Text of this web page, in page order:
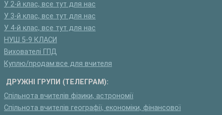
У 2-й клас, все тут для нас
У 3-й клас, все тут для нас
У 4-й клас, все тут для нас
НУШ 5-9 КЛАСИ
Вихователі ГПД
Куплю/продам:все для вчителя
ДРУЖНІ ГРУПИ (ТЕЛЕГРАМ):
Спільнота вчителів фізики, астрономії
Спільнота вчителів географії, економіки, фінансової